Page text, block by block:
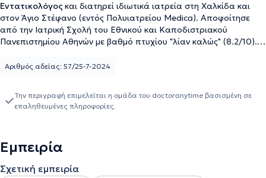
Εντατικολόγοςκαι διατηρεί ιδιωτικά ιατρεία στη Χαλκίδα και
στον Άγιο Στέφανο (εντός Πολυιατρείου Medica). Αποφοίτησε
από την Ιατρική Σχολή του Εθνικού και Καποδιστριακού
Πανεπιστημίου Αθηνών με βαθμό πτυχίου "λίαν καλώς" (8.2/10).
Πρόγραμμα «Αναζωογόνηση» και είναι υποψήφιος Διδάκτωρ με
Θεραπείας. Έχει ενεργή ερευνητική δραστηριότητα με
δημοσίευση άρθρων σε διεθνή, peer-reviewed επιστημονικά
Παθολογία και εξειδικεύθηκε στην Εντατική Θεραπεία στο ΓΝΑ
ειδικός στην Εσωτερική Παθολογία από το General Medical
Αριθμός αδείας: 57/25-7-2024
Την περιγραφή επιμελείται η ομάδα του doctoranytime βασισμένη σε
επαληθευμένες πληροφορίες.
Εμπειρία
Σχετική εμπειρία